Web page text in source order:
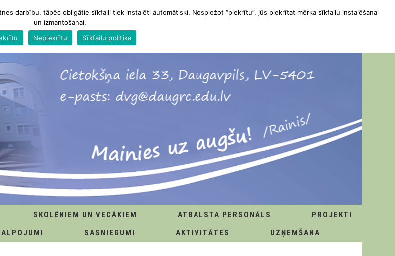
SKOLĒNIEM UN VECĀKIEM ATBALSTA PERSONĀLS
PROJEKTI
SASNIEGUMI AKTIVITĀTES UZŅEMŠANA
darbību, tāpēc obligātie sīkfaili tiek instalēti automātiski. Nospiežot “piekrītu”, jūs piekrītat mērķa sīkfailu instalēšanai
un izmantošanai.
Nepiekrītu Sīkfailu politika